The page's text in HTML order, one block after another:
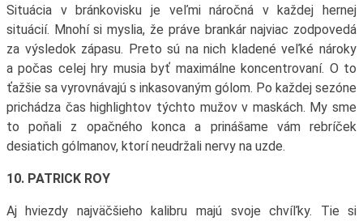
Situácia v bránkovisku je veľmi náročná v každej hernej
situácií. Mnohí si myslia, že práve brankár najviac zodpovedá
za výsledok zápasu. Preto sú na nich kladené veľké nároky
a počas celej hry musia byť maximálne koncentrovaní. O to
ťažšie sa vyrovnávajú s inkasovaným gólom. Po každej sezóne
prichádza čas highlightov týchto mužov v maskách. My sme
to poňali z opačného konca a prinášame vám rebríček
desiatich gólmanov, ktorí neudržali nervy na uzde.
10. PATRICK ROY
Aj hviezdy najväčšieho kalibru majú svoje chvíľky. Tie si